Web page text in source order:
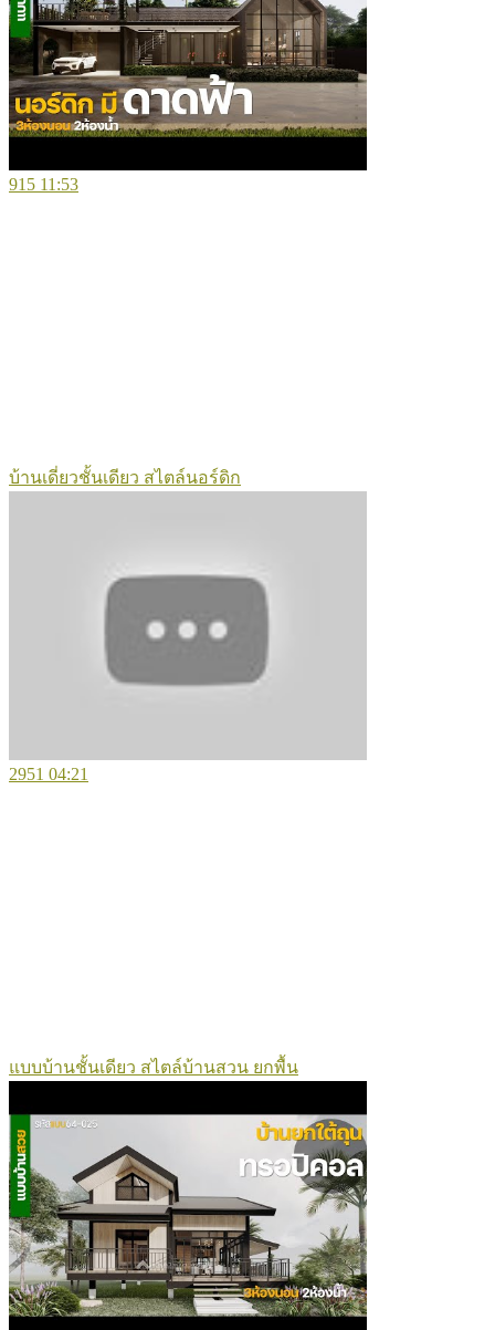
915 11:53
บ้านเดี่ยวชั้นเดียว สไตล์นอร์ดิก
2951 04:21
แบบบ้านชั้นเดียว สไตล์บ้านสวน ยกพื้น